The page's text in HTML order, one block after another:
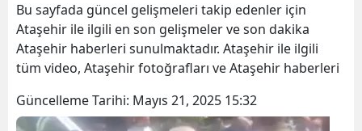
Bu sayfada güncel gelişmeleri takip edenler için
Ataşehir ile ilgili en son gelişmeler ve son dakika
Ataşehir haberleri sunulmaktadır. Ataşehir ile ilgili
tüm video, Ataşehir fotoğrafları ve Ataşehir haberleri
Güncelleme Tarihi: Mayıs 21, 2025 15:32